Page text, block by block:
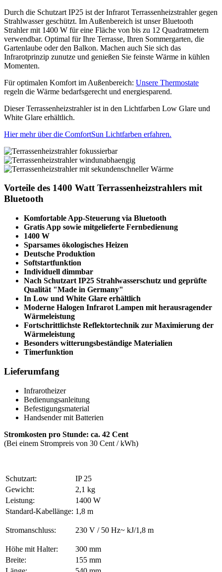
Durch die Schutzart IP25 ist der Infrarot Terrassenheizstrahler gegen
Strahlwasser geschützt. Im Außenbereich ist unser Bluetooth
Strahler mit 1400 W für eine Fläche von bis zu 12 Quadratmetern
verwendbar. Optimal für Ihre Terrasse, Ihren Sommergarten, die
Gartenlaube oder den Balkon. Machen auch Sie sich das
Infrarotprinzip zunutze und genießen Sie feinste Wärme in kühlen
Momenten.
Für optimalen Komfort im Außenbereich: Unsere Thermostate
regeln die Wärme bedarfsgerecht und energiesparend.
Dieser Terrassenheizstrahler ist in den Lichtfarben Low Glare und
White Glare erhältlich.
Hier mehr über die ComfortSun Lichtfarben erfahren.
Vorteile des 1400 Watt Terrassenheizstrahlers mit
Bluetooth
Komfortable App-Steuerung via Bluetooth
Gratis App sowie mitgelieferte Fernbedienung
1400 W
Sparsames ökologisches Heizen
Deutsche Produktion
Softstartfunktion
Individuell dimmbar
Nach Schutzart IP25 Strahlwasserschutz und geprüfte
Qualität "Made in Germany"
In Low und White Glare erhältlich
Moderne Halogen Infrarot Lampen mit herausragender
Wärmeleistung
Fortschrittlichste Reflektortechnik zur Maximierung der
Wärmeleistung
Besonders witterungsbeständige Materialien
Timerfunktion
Lieferumfang
Infrarotheizer
Bedienungsanleitung
Befestigungsmaterial
Handsender mit Batterien
Stromkosten pro Stunde: ca. 42 Cent
(Bei einem Strompreis von 30 Cent / kWh)
Schutzart:
IP 25
Gewicht:
2,1 kg
Leistung:
1400 W
Standard-Kabellänge: 1,8 m
Stromanschluss: 230 V / 50 Hz~ kJ/1,8 m
Höhe mit Halter:
300 mm
Breite:
155 mm